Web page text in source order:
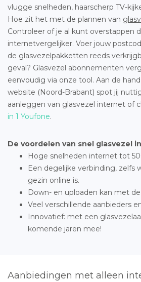
vlugge snelheden, haarscherp TV-
Hoe zit het met de plannen van
Controleer of je al kunt overstappen
internetvergelijker. Voer jouw
de glasvezelpakketten reeds
geval? Glasvezel abonnementen
eenvoudig via onze tool. Aan de
website (Noord-Brabant) spot jij
aanleggen van glasvezel internet of
in 1 Youfone.
De voordelen van snel glasvezel
Hoge snelheden internet tot
Een degelijke verbinding, zelfs
gezin online is.
Down- en uploaden kan met
Veel verschillende aanbieders
Innovatief: met een
komende jaren mee!
Aanbiedingen met alleen